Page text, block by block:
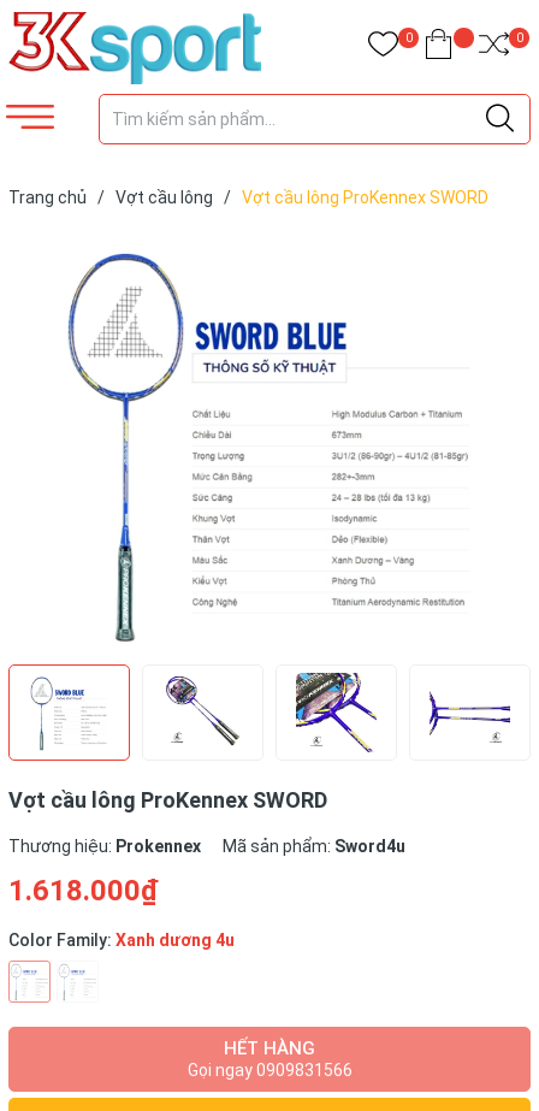
0 0
Trang chủ / Vợt cầu lông / Vợt cầu lông ProKennex SWORD
Vợt cầu lông ProKennex SWORD
Thương hiệu: Prokennex Mã sản phẩm: Sword4u
1.618.000₫
Color Family: Xanh dương 4u
HẾT HÀNG
Gọi ngay 0909831566